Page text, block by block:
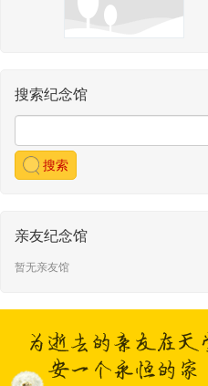
搜索纪念馆
搜索
亲友纪念馆
暂无亲友馆